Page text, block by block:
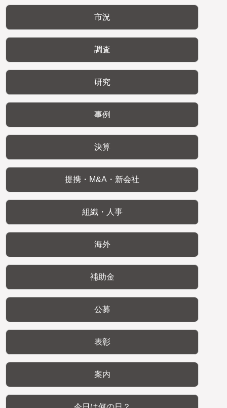
市況
調査
研究
事例
決算
提携・M&A・新会社
組織・人事
海外
補助金
公募
表彰
案内